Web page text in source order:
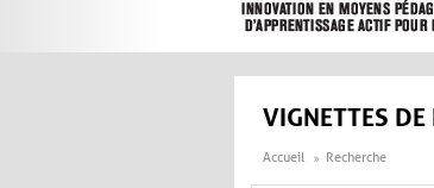
VIGNETTES DE
Accueil Recherche